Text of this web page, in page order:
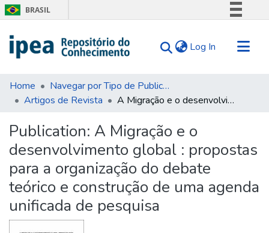
BRASIL
Comunica BR
Acesso à informação
Legislação
Log In (current)
Communities & Collections
Search for
Statistics
Tips
Home
Navegar por Tipo de Publicação
Artigos de Revista
A Migração e o desenvolvimento global : propostas para a organização do debate teórico e construção de uma agenda unificada de pesquisa
Publication: A Migração e o
desenvolvimento global : propostas
para a organização do debate
teórico e construção de uma agenda
unificada de pesquisa